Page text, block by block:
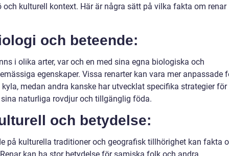
och kulturell kontext. Här är några sätt på vilka fakta om renar
och beteende:
i olika arter, var och en med sina egna biologiska och
egenskaper. Vissa renarter kan vara mer anpassade
medan andra kanske har utvecklat specifika strategier
naturliga rovdjur och tillgänglig föda.
och betydelse:
på kulturella traditioner och geografisk tillhörighet kan fakta
kan ha stor betydelse för samiska folk och andra